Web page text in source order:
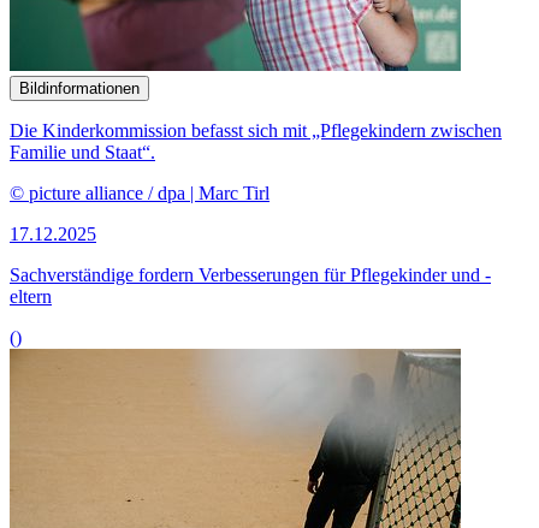
Bildinformationen
Die Kinderkommission befasst sich mit „Pflegekindern zwischen
Familie und Staat“.
© picture alliance / dpa | Marc Tirl
17.12.2025
Sachverständige fordern Verbesserungen für Pflegekinder und -
eltern
()